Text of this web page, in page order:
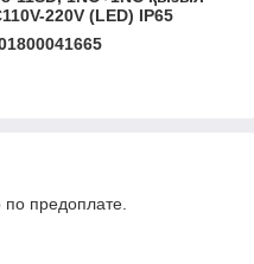
220V (LED) IP65
по предоплате.